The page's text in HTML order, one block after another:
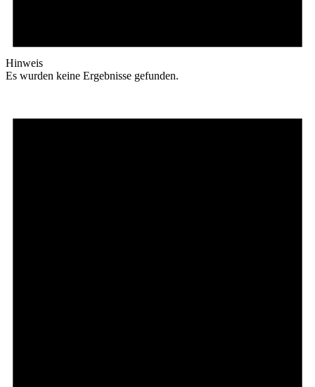
Hinweis
Es wurden keine Ergebnisse gefunden.